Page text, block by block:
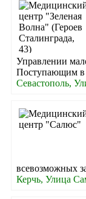
Управлении
Поступающим в
Севастополь,
всевозможных
Керчь, Улица